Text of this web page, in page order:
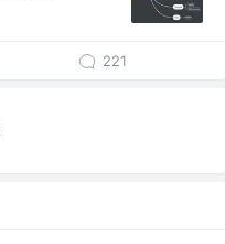
221